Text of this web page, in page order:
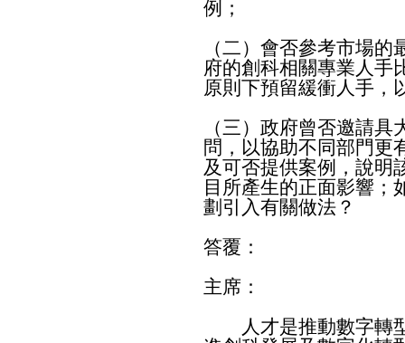
例；
（二）會否參考市場
府的創科相關專業人手
原則下預留緩衝人手，
（三）政府曾否邀請
問，以協助不同部門更
及可否提供案例，說明
目所產生的正面影響；
劃引入有關做法？
答覆：
主席：
人才是推動數字轉型